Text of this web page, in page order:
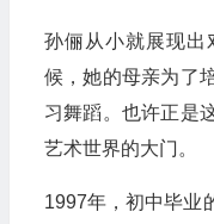
孙俪从小就展现出
候，她的母亲为了
习舞蹈。也许正是
艺术世界的大门。
1997年，初中毕业